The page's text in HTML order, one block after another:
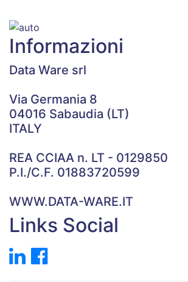
Informazioni
Data Ware srl
Via Germania 8
04016 Sabaudia (LT)
ITALY
REA CCIAA n. LT - 0129850
P.I./C.F. 01883720599
WWW.DATA-WARE.IT
Links Social